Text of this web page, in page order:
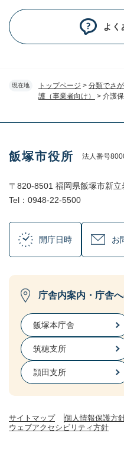
現在地 トップページ > 分類でさ
護（事業者向け）
> 介護
よく
飯塚市役所 法人番号
〒820-8501 福岡県飯塚市新立
Tel：0948-22-5500
開庁日時 お
庁舎内案内・庁舎
飯塚本庁舎
筑穂支所
頴田支所
サイトマップ 個人情報保護方
ウェブアクセシビリティ方針